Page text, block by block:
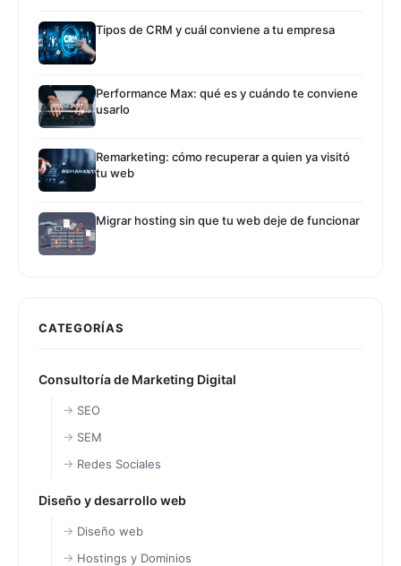
Tipos de CRM y cuál conviene a tu empresa
Performance Max: qué es y cuándo te conviene
usarlo
Remarketing: cómo recuperar a quien ya visitó
tu web
Migrar hosting sin que tu web deje de funcionar
CATEGORÍAS
Consultoría de Marketing Digital
SEO
SEM
Redes Sociales
Diseño y desarrollo web
Diseño web
Hostings y Dominios